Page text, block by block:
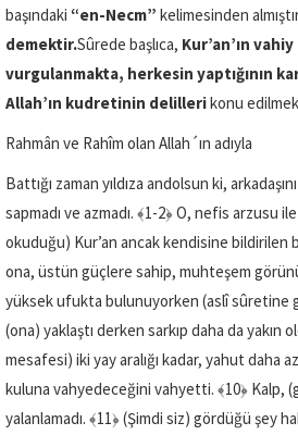
başındaki “en-Necm” kelimesinden
demektir.Sûrede başlıca, Kur’an’ın
vurgulanmakta, herkesin yaptığının
Allah’ın kudretinin delillerikonu
Rahmân ve Rahîm olan Allah´ın adıyla
Battığı zaman yıldıza andolsun ki,
sapmadı ve azmadı. ﴾1-2﴿O, nefis arzusu
okuduğu) Kur’an ancak kendisine bildirilen
ona, üstün güçlere sahip, muhteşem
yüksek ufukta bulunuyorken (aslî sûretine
(ona) yaklaştı derken sarkıp daha da yakın
mesafesi) iki yay aralığı kadar, yahut daha
kuluna vahyedeceğini vahyetti. ﴾10﴿ Kalp,
yalanlamadı. ﴾11﴿(Şimdi siz) gördüğü şey